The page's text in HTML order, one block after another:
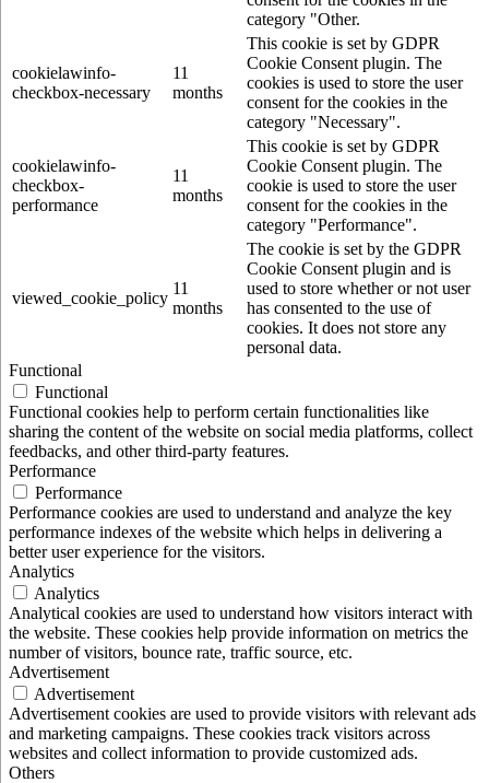
category "Other.
cookielawinfo-
checkbox-necessary
11
months
This cookie is set by GDPR
Cookie Consent plugin. The
cookies is used to store the user
consent for the cookies in the
category "Necessary".
cookielawinfo-
checkbox-
performance
11
months
This cookie is set by GDPR
Cookie Consent plugin. The
cookie is used to store the user
consent for the cookies in the
category "Performance".
viewed_cookie_policy
11
months
The cookie is set by the GDPR
Cookie Consent plugin and is
used to store whether or not user
has consented to the use of
cookies. It does not store any
personal data.
Functional
Functional
Functional cookies help to perform certain functionalities like
sharing the content of the website on social media platforms, collect
feedbacks, and other third-party features.
Performance
Performance
Performance cookies are used to understand and analyze the key
performance indexes of the website which helps in delivering a
better user experience for the visitors.
Analytics
Analytics
Analytical cookies are used to understand how visitors interact with
the website. These cookies help provide information on metrics the
number of visitors, bounce rate, traffic source, etc.
Advertisement
Advertisement
Advertisement cookies are used to provide visitors with relevant ads
and marketing campaigns. These cookies track visitors across
websites and collect information to provide customized ads.
Others